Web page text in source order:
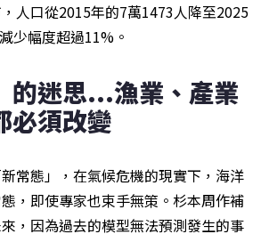
人口從2015年的7萬1473人降至2025
少幅度超過11%。
的迷思...漁業、產業
必須改變
常態」，在氣候危機的現實下，海洋
，即使專家也束手無策。杉本周作補
，因為過去的模型無法預測發生的事